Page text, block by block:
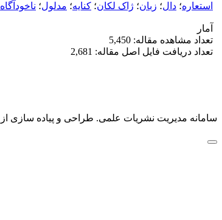
استعاره؛ دال؛ زبان؛ ژاک لکان؛ کنایه؛ مدلول؛ ناخودآگاه
آمار
تعداد مشاهده مقاله: 5,450
تعداد دریافت فایل اصل مقاله: 2,681
سامانه مدیریت نشریات علمی. طراحی و پیاده سازی از